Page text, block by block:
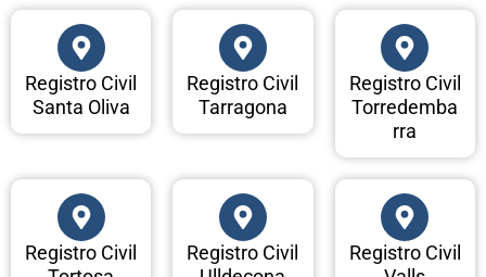
Registro Civil
Santa Oliva
Registro Civil
Tarragona
Registro Civil
Torredemba
rra
Registro Civil
Registro Civil
Registro Civil